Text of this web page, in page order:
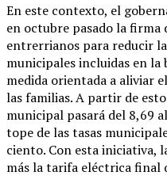
En este contexto, el
en octubre pasado la firma
entrerrianos para reducir
municipales incluidas en
medida orientada a aliviar
las familias. A partir de
municipal pasará del 8,69
tope de las tasas
ciento. Con esta iniciativa,
más la tarifa eléctrica final